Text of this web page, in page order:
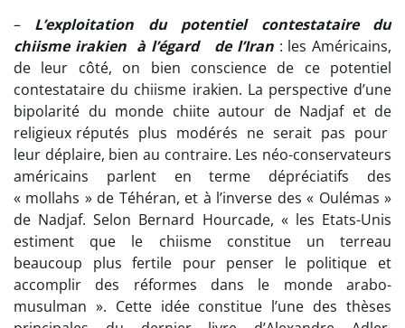
– L’exploitation du potentiel contestataire du
chiisme irakien à l’égard de l’Iran : les Américains,
de leur côté, on bien conscience de ce potentiel
contestataire du chiisme irakien. La perspective d’une
bipolarité du monde chiite autour de Nadjaf et de
religieux réputés plus modérés ne serait pas pour
leur déplaire, bien au contraire. Les néo-conservateurs
américains parlent en terme dépréciatifs des
« mollahs » de Téhéran, et à l’inverse des « Oulémas »
de Nadjaf. Selon Bernard Hourcade, « les Etats-Unis
estiment que le chiisme constitue un terreau
beaucoup plus fertile pour penser le politique et
accomplir des réformes dans le monde arabo-
musulman ». Cette idée constitue l’une des thèses